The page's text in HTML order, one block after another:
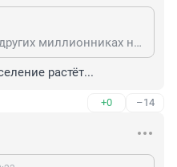
Это в Питере, Москве и других миллионниках население пухнет как на дрожжах. А в большинстве регионов России оно вымирает.
растёт...
+0 –14